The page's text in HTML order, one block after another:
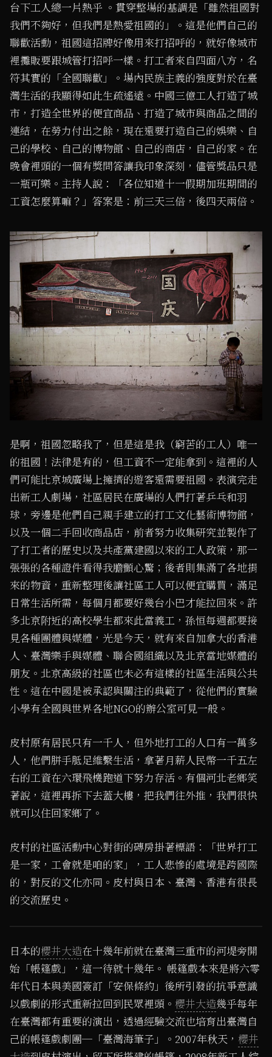
台下工人總一片熱乎 。貫穿整場的基調是「雖然祖國對
我們不夠好，但我們是熱愛祖國的」。這是他們自己的
聯歡活動，祖國這招牌好像用來打招呼的，就好像城市
裡攤販要跟城管打招呼一樣。打工者來自四面八方，名
符其實的「全國聯歡」。場內民族主義的強度對於在臺
灣生活的我顯得如此生疏遙遠。中國三億工人打造了城
市，打造全世界的便宜商品、打造了城市與商品之間的
連結，在勞力付出之餘，現在還要打造自己的娛樂、自
己的學校、自己的博物館、自己的商店，自己的家。在
晚會裡頭的一個有獎問答讓我印象深刻，儘管獎品只是
一瓶可樂。主持人說：「各位知道十一假期加班期間的
工資怎麼算嘛？」答案是：前三天三倍，後四天兩倍。
是啊，祖國忽略我了，但是這是我（窮苦的工人）唯一
的祖國！法律是有的，但工資不一定能拿到。這裡的人
們可能比京城廣場上擁擠的遊客還需要祖國。表演完走
出新工人劇場，社區居民在廣場的人們打著乒乓和羽
球，旁邊是他們自己親手建立的打工文化藝術博物館，
以及一個二手回收商品店，前者努力收集研究並製作了
了打工者的歷史以及共產黨建國以來的工人政策，那一
張張的各種證件看得我膽顫心驚；後者則集滿了各地捐
來的物資，重新整理後讓社區工人可以便宜購買，滿足
日常生活所需，每個月都要好幾台小巴才能拉回來。許
多北京附近的高校學生都來此當義工，孫恒每週都要接
見各種團體與媒體，光是今天，就有來自加拿大的香港
人、臺灣樂手與媒體、聯合國組織以及北京當地媒體的
朋友。北京高級的社區也未必有這樣的社區生活與公共
性。這在中國是被承認與關注的典範了，從他們的實驗
小學有全國與世界各地NGO的辦公室可見一般。
皮村原有居民只有一千人，但外地打工的人口有一萬多
人，他們胼手胝足維繫生活，拿著月薪人民幣一千五左
右的工資在六環飛機跑道下努力存活。有個河北老鄉笑
著說，這裡再拆下去蓋大樓，把我們往外推，我們很快
就可以住回家鄉了。
皮村的社區活動中心對街的磚房掛著標語：「世界打工
是一家，工會就是咱的家」，工人悲慘的處境是跨國際
的，對反的文化亦同。皮村與日本、臺灣、香港有很長
的交流歷史。
日本的櫻井大造在十幾年前就在臺灣三重市的河堤旁開
始「帳篷戲」，這一待就十幾年。 帳篷戲本來是將六零
年代日本與美國簽訂「安保條約」後所引發的抗爭意識
以戲劇的形式重新拉回到民眾裡頭。 櫻井大造幾乎每年
在臺灣都有重要的演出，透過經驗交流也培育出臺灣自
己的帳篷戲劇團─「臺灣海筆子」。2007年秋天， 櫻井